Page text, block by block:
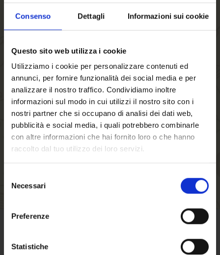
Benvenuto su forst.it
Consenso Dettagli Informazioni sui cookie
Questo sito web utilizza i cookie
Utilizziamo i cookie per personalizzare contenuti ed
annunci, per fornire funzionalità dei social media e per
analizzare il nostro traffico. Condividiamo inoltre
informazioni sul modo in cui utilizzi il nostro sito con i
nostri partner che si occupano di analisi dei dati web,
pubblicità e social media, i quali potrebbero combinarle
con altre informazioni che hai fornito loro o che hanno
raccolto dal tuo utilizzo dei loro servizi.
delNecessari
Preferenze
Statistiche
NUOVI CLIENTI
Creando un account sul nostro negozio, sarai in
grado di muoverti più velocemente attraverso il
processo di checkout, memorizzare più indirizzi
di spedizione, visualizzare e tracciare i tuoi
ordini nel tuo account e molto altro.
CREA UN ACCOUNT
CONDIZIONI DI VENDITA